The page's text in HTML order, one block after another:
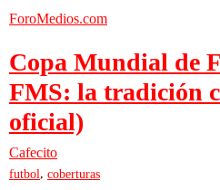
ForoMedios.com
Copa Mundial de
FMS: la tradición
oficial)
Cafecito
futbol, coberturas